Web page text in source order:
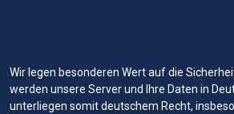
Wir legen besonderen Wert auf die
werden unsere Server und Ihre Daten in
unterliegen somit deutschem Recht,